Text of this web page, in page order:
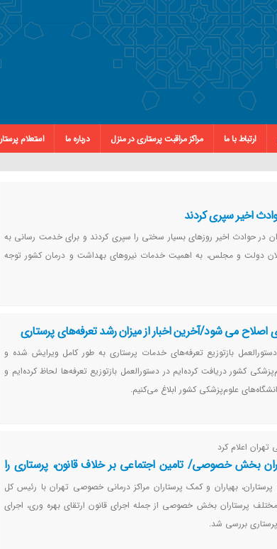
ارتباط با ما مراکز مراقبت پرستاری در منزل درباره ما استعلام پرستار
اخیر سپری کردند
در حوادث اخیر روزهای بسیار سختی را سپری کردند و برای خدمت رسانی به
دولت و مجلس، به اهمیت خدمات نیروهای بهداشت و درمان کشور توجه
اصلاح می شود/آخرین اخبار از میزان رشد تعرفه‌های پرستاری
بازتوزیع تعرفه‌های خدمات پرستاری به طور کامل ویرایش شده و
کشور دریافت کرده‌ایم در دستورالعمل بازتوزیع تعرفه‌ها لحاظ کرده‌ایم و
علوم‌پزشکی کشور ابلاغ می‌کنیم.
اعلام کرد
بخش خصوصی/ تامین اجتماعی بر خلاف قانون، پرستاری را
بهیاران و کمک پرستاران مراکز درمانی خصوصی تهران با رئیس کل
پرستاران بخش خصوصی از جمله اجرای قانون ارتقای بهره وری، اجرای
بررسی شد.